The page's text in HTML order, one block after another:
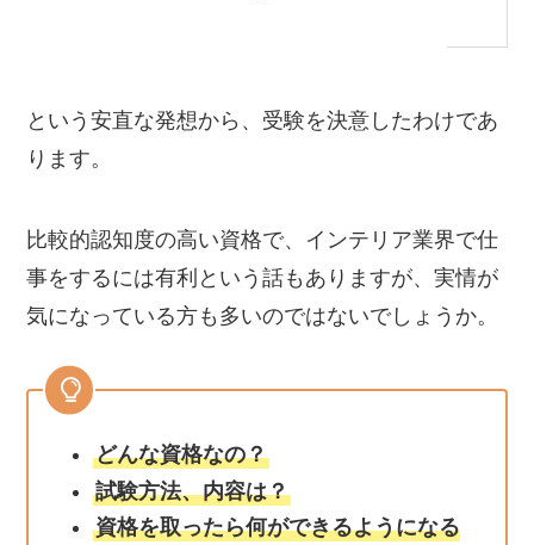
という安直な発想から、受験を決意したわけであ
ります。
比較的認知度の高い資格で、インテリア業界で仕
事をするには有利という話もありますが、実情が
気になっている方も多いのではないでしょうか。
どんな資格なの？
試験方法、内容は？
資格を取ったら何ができるようになる